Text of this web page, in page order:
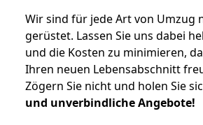
Wir sind für jede Art von Umzug
gerüstet. Lassen Sie uns dabei
und die Kosten zu minimieren,
Ihren neuen Lebensabschnitt
Zögern Sie nicht und holen Sie
und unverbindliche Angebote!